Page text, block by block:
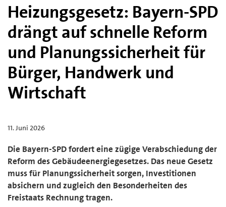
Heizungsgesetz: Bayern-SPD
drängt auf schnelle Reform
und Planungssicherheit für
Bürger, Handwerk und
Wirtschaft
11. Juni 2026
Die Bayern-SPD fordert eine zügige Verabschiedung der
Reform des Gebäudeenergiegesetzes. Das neue Gesetz
muss für Planungssicherheit sorgen, Investitionen
absichern und zugleich den Besonderheiten des
Freistaats Rechnung tragen.